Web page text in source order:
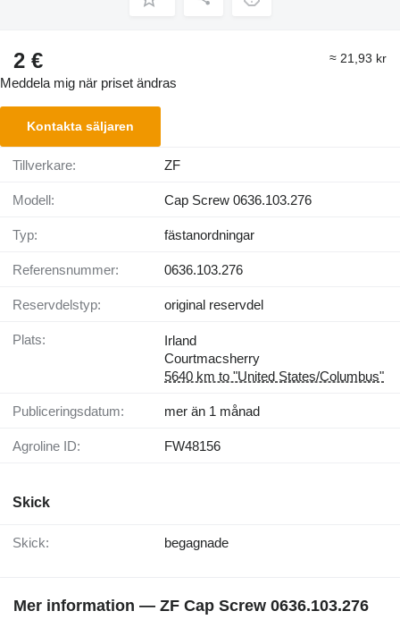
2 € ≈ 21,93 kr
Meddela mig när priset ändras
Kontakta säljaren
Tillverkare: ZF
Modell: Cap Screw 0636.103.276
Typ: fästanordningar
Referensnummer: 0636.103.276
Reservdelstyp: original reservdel
Plats:
Irland
Courtmacsherry
5640 km to "United States/Columbus"
Publiceringsdatum: mer än 1 månad
Agroline ID: FW48156
Skick
Skick: begagnade
Mer information — ZF Cap Screw 0636.103.276